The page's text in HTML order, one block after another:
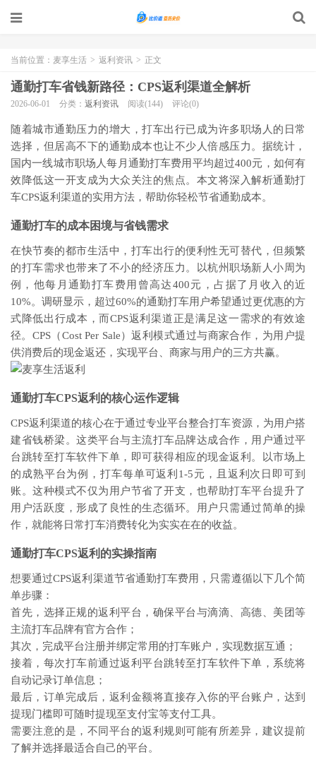
当前位置： 麦享生活 > 返利资讯 > 正文
通勤打车省钱新路径：CPS返利渠道全解析
2026-06-01 分类： 返利资讯 阅读(144) 评论(0)
随着城市通勤压力的增大，打车出行已成为许多职场人的日常
选择，但居高不下的通勤成本也让不少人倍感压力。据统计，
国内一线城市职场人每月通勤打车费用平均超过400元，如何有
效降低这一开支成为大众关注的焦点。本文将深入解析通勤打
车CPS返利渠道的实用方法，帮助你轻松节省通勤成本。
通勤打车的成本困境与省钱需求
在快节奏的都市生活中，打车出行的便利性无可替代，但频繁
的打车需求也带来了不小的经济压力。以杭州职场新人小周为
例，他每月通勤打车费用曾高达400元，占据了月收入的近
10%。调研显示，超过60%的通勤打车用户希望通过更优惠的方
式降低出行成本，而CPS返利渠道正是满足这一需求的有效途
径。CPS（Cost Per Sale）返利模式通过与商家合作，为用户提
供消费后的现金返还，实现平台、商家与用户的三方共赢。
通勤打车CPS返利的核心运作逻辑
CPS返利渠道的核心在于通过专业平台整合打车资源，为用户搭
建省钱桥梁。这类平台与主流打车品牌达成合作，用户通过平
台跳转至打车软件下单，即可获得相应的现金返利。以市场上
的成熟平台为例，打车每单可返利1-5元，且返利次日即可到
账。这种模式不仅为用户节省了开支，也帮助打车平台提升了
用户活跃度，形成了良性的生态循环。用户只需通过简单的操
作，就能将日常打车消费转化为实实在在的收益。
通勤打车CPS返利的实操指南
想要通过CPS返利渠道节省通勤打车费用，只需遵循以下几个简
单步骤：
首先，选择正规的返利平台，确保平台与滴滴、高德、美团等
主流打车品牌有官方合作；
其次，完成平台注册并绑定常用的打车账户，实现数据互通；
接着，每次打车前通过返利平台跳转至打车软件下单，系统将
自动记录订单信息；
最后，订单完成后，返利金额将直接存入你的平台账户，达到
提现门槛即可随时提现至支付宝等支付工具。
需要注意的是，不同平台的返利规则可能有所差异，建议提前
了解并选择最适合自己的平台。